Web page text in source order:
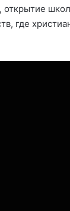
открытие
где